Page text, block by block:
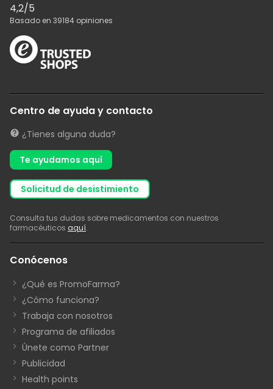
4,2/5
Basado en 39184 opiniones
Centro de ayuda y contacto
¿Tienes alguna duda?
Te ayudamos aquí
solicitud de desistimiento
Consulta tus dudas sobre medicamentos con nuestros
farmacéuticos aquí.
Conócenos
¿Qué es PromoFarma?
¿Cómo funciona?
Trabaja con nosotros
Programa de afiliados
Únete como Partner
Publicidad
Health points